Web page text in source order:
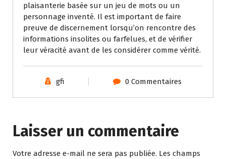
plaisanterie basée sur un jeu de mots ou un
personnage inventé. Il est important de faire
preuve de discernement lorsqu’on rencontre des
informations insolites ou farfelues, et de vérifier
leur véracité avant de les considérer comme vérité.
gfi 0 Commentaires
Laisser un commentaire
Votre adresse e-mail ne sera pas publiée. Les champs